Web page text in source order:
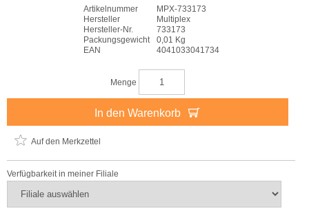
Artikelnummer
MPX-733173
Hersteller
Multiplex
Hersteller-Nr.
733173
Packungsgewicht
0,01 Kg
EAN
4041033041734
Menge
In den Warenkorb
Auf den Merkzettel
Verfügbarkeit in meiner Filiale